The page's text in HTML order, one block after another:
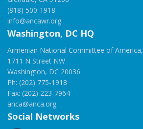
(818) 500-1918
info@ancawr.org
Washington, DC HQ
Armenian National Committee of America,
1711 N Street NW
Washington, DC 20036
Ph: (202) 775-1918
Fax: (202) 223-7964
anca@anca.org
Social Networks